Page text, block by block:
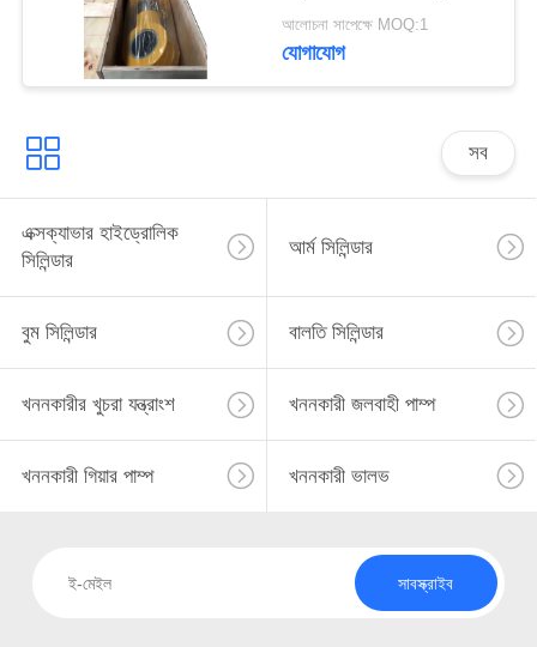
বালতি হাইড্রোলিক সিলিন্ডার
আলোচনা সাপেক্ষে MOQ:1
যোগাযোগ
সব
এক্সক্যাভার হাইড্রোলিক
সিলিন্ডার
আর্ম সিলিন্ডার
বুম সিলিন্ডার বালতি সিলিন্ডার
খননকারীর খুচরা যন্ত্রাংশ খননকারী জলবাহী পাম্প
খননকারী গিয়ার পাম্প খননকারী ভালভ
সাবস্ক্রাইব